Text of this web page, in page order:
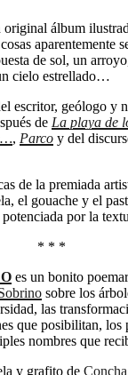
original álbum
aparentemente
de sol, un
cielo estrellado…
escritor, geólogo y
de La playa de
, Parco y del
de la premiada
el gouache y el
por la
* * *
es un bonito
sobre los
las
que posibilitan, los
nombres que
y grafito de